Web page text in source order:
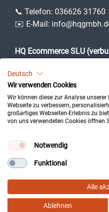
📞 Telefon: 036626 31760
✉️ E-Mail:
HQ Ecommerce SLU
07360 Lloseta (Illes Balears)
Spanien
Impressum
Kontakt
Cookie-Einstellungen
Redaktionelle Richtlinien
Deutsch
Wir verwenden Cookies
Wir können diese zur Analyse
Webseite zu verbessern,
großartiges Webseiten-Erlebnis zu
von uns verwendeten Cookies öffnen
Notwendig
Funktional
Alle
Ablehnen